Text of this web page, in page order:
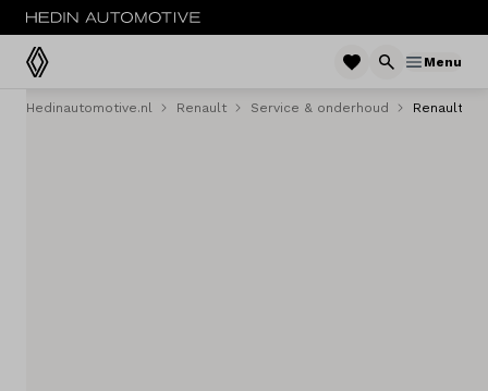
Menu
Menu
Hedinautomotive.nl Renault Service & onderhoud Renault